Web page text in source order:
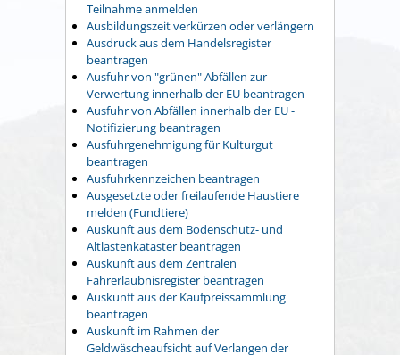
Teilnahme anmelden
Ausbildungszeit verkürzen oder verlängern
Ausdruck aus dem Handelsregister
beantragen
Ausfuhr von "grünen" Abfällen zur
Verwertung innerhalb der EU beantragen
Ausfuhr von Abfällen innerhalb der EU -
Notifizierung beantragen
Ausfuhrgenehmigung für Kulturgut
beantragen
Ausfuhrkennzeichen beantragen
Ausgesetzte oder freilaufende Haustiere
melden (Fundtiere)
Auskunft aus dem Bodenschutz- und
Altlastenkataster beantragen
Auskunft aus dem Zentralen
Fahrerlaubnisregister beantragen
Auskunft aus der Kaufpreissammlung
beantragen
Auskunft im Rahmen der
Geldwäscheaufsicht auf Verlangen der